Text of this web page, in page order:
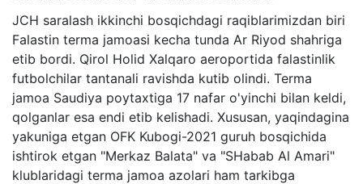
JCH saralash ikkinchi bosqichdagi raqiblarimizdan biri
Falastin terma jamoasi kecha tunda Ar Riyod shahriga
etib bordi. Qirol Holid Xalqaro aeroportida falastinlik
futbolchilar tantanali ravishda kutib olindi. Terma
jamoa Saudiya poytaxtiga 17 nafar o'yinchi bilan keldi,
qolganlar esa endi etib kelishadi. Xususan, yaqindagina
yakuniga etgan OFK Kubogi-2021 guruh bosqichida
ishtirok etgan "Merkaz Balata" va "SHabab Al Amari"
klublaridagi terma jamoa azolari ham tarkibga